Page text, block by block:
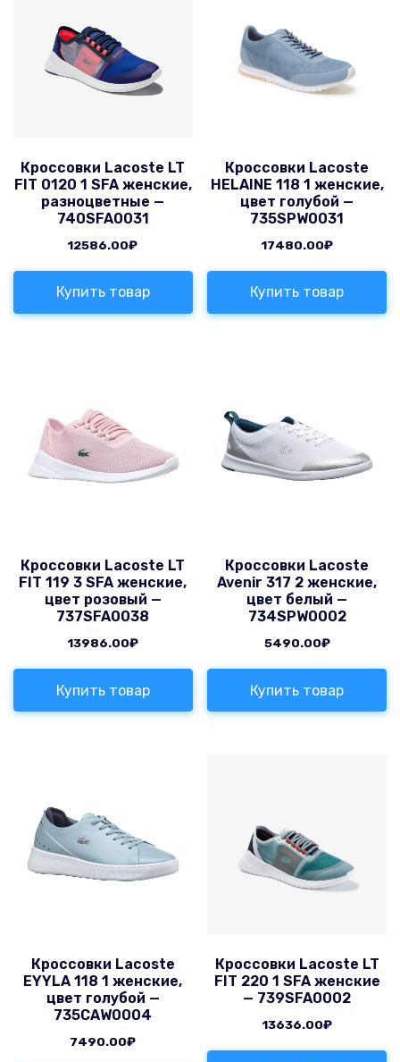
Кроссовки Lacoste LT
FIT 0120 1 SFA женские,
разноцветные —
740SFA0031
12586.00₽
Купить товар
Кроссовки Lacoste
HELAINE 118 1 женские,
цвет голубой —
735SPW0031
17480.00₽
Купить товар
Кроссовки Lacoste LT
FIT 119 3 SFA женские,
цвет розовый —
737SFA0038
13986.00₽
Купить товар
Кроссовки Lacoste
Avenir 317 2 женские,
цвет белый —
734SPW0002
5490.00₽
Купить товар
Кроссовки Lacoste
EYYLA 118 1 женские,
цвет голубой —
735CAW0004
7490.00₽
Кроссовки Lacoste LT
FIT 220 1 SFA женские
— 739SFA0002
13636.00₽